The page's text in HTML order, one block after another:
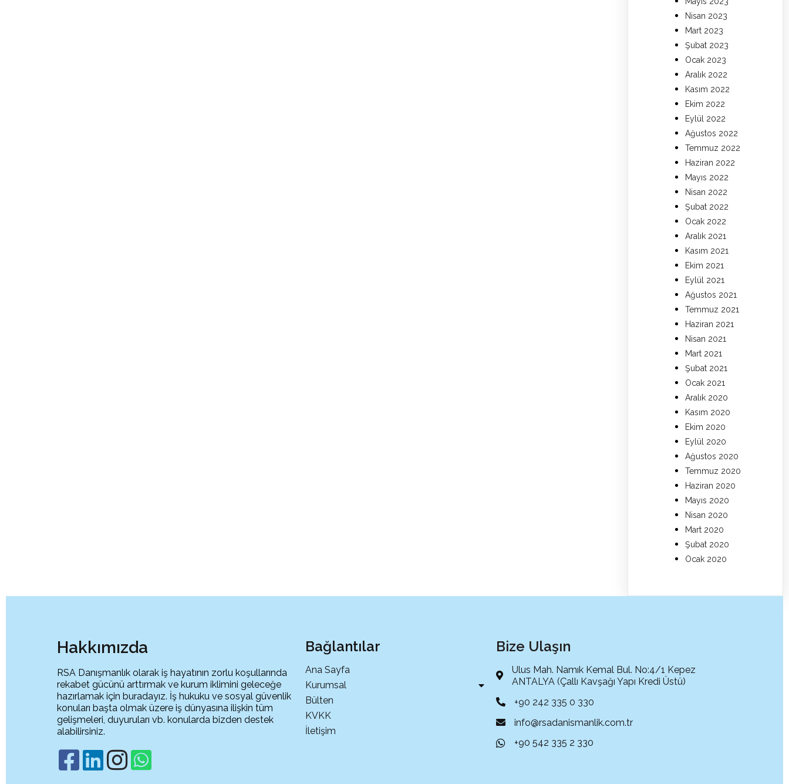
Nisan 2023
Mart 2023
Şubat 2023
Ocak 2023
Aralık 2022
Kasım 2022
Ekim 2022
Eylül 2022
Ağustos 2022
Temmuz 2022
Haziran 2022
Mayıs 2022
Nisan 2022
Şubat 2022
Ocak 2022
Aralık 2021
Kasım 2021
Ekim 2021
Eylül 2021
Ağustos 2021
Temmuz 2021
Haziran 2021
Nisan 2021
Mart 2021
Şubat 2021
Ocak 2021
Aralık 2020
Kasım 2020
Ekim 2020
Eylül 2020
Ağustos 2020
Temmuz 2020
Haziran 2020
Mayıs 2020
Nisan 2020
Mart 2020
Şubat 2020
Ocak 2020
Hakkımızda
RSA Danışmanlık olarak iş hayatının zorlu koşullarında
rekabet gücünü arttırmak ve kurum iklimini geleceğe
hazırlamak için buradayız. İş hukuku ve sosyal güvenlik
konuları başta olmak üzere iş dünyasına ilişkin tüm
gelişmeleri, duyuruları vb. konularda bizden destek
alabilirsiniz.
Bağlantılar
Ana Sayfa
Kurumsal
Bülten
KVKK
İletişim
Bize Ulaşın
Ulus Mah. Namık Kemal Bul. No:4/1 Kepez
ANTALYA (Çallı Kavşağı Yapı Kredi Üstü)
+90 242 335 0 330
info@rsadanismanlik.com.tr
+90 542 335 2 330